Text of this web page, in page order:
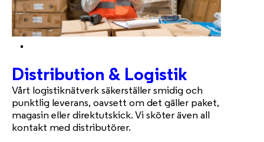
Distribution & Logistik
Vårt logistiknätverk säkerställer smidig och
punktlig leverans, oavsett om det gäller paket,
magasin eller direktutskick. Vi sköter även all
kontakt med distributörer.